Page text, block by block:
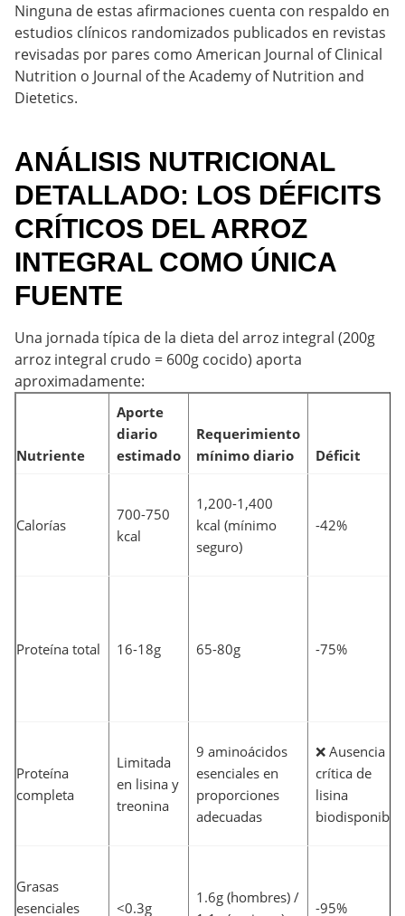
Ninguna de estas afirmaciones cuenta con respaldo en
estudios clínicos randomizados publicados en revistas
revisadas por pares como American Journal of Clinical
Nutrition o Journal of the Academy of Nutrition and
Dietetics.
ANÁLISIS NUTRICIONAL
DETALLADO: LOS DÉFICITS
CRÍTICOS DEL ARROZ
INTEGRAL COMO ÚNICA
FUENTE
Una jornada típica de la dieta del arroz integral (200g
arroz integral crudo = 600g cocido) aporta
aproximadamente:
Nutriente
Aporte
diario
estimado
Requerimiento
mínimo diario
Déficit
Calorías
700-750
kcal
1,200-1,400
kcal (mínimo
seguro)
-42%
Proteína total 16-18g 65-80g -75%
Proteína
completa
Limitada
en lisina y
treonina
9 aminoácidos
esenciales en
proporciones
adecuadas
❌ Ausencia
crítica de
lisina
biodisponible
Grasas
esenciales
<0.3g
1.6g (hombres) /
-95%